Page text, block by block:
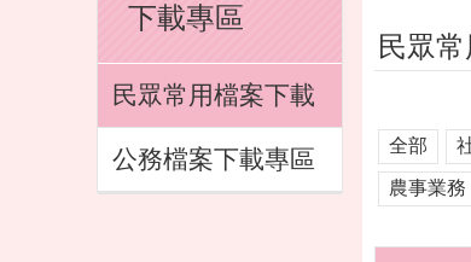
下載專區
民眾常用檔案下載
公務檔案下載專區
民眾
全部
農事業務